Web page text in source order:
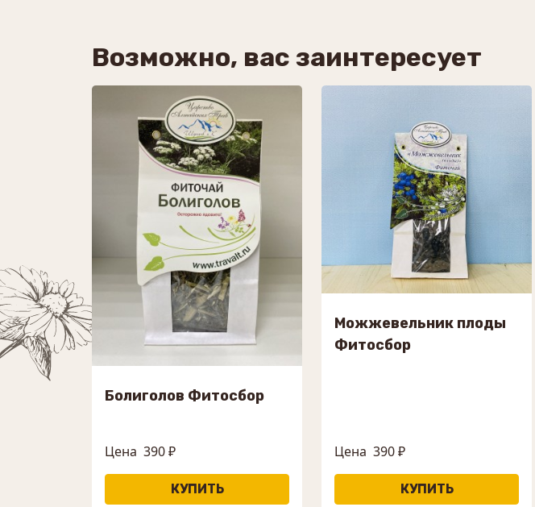
Возможно, вас заинтересует
Болиголов Фитосбор
Цена 390 ₽
Можжевельник плоды
Фитосбор
Цена 390 ₽